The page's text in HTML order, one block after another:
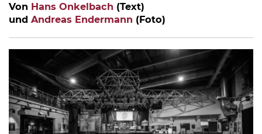
Von Hans Onkelbach (Text)
und Andreas Endermann (Foto)